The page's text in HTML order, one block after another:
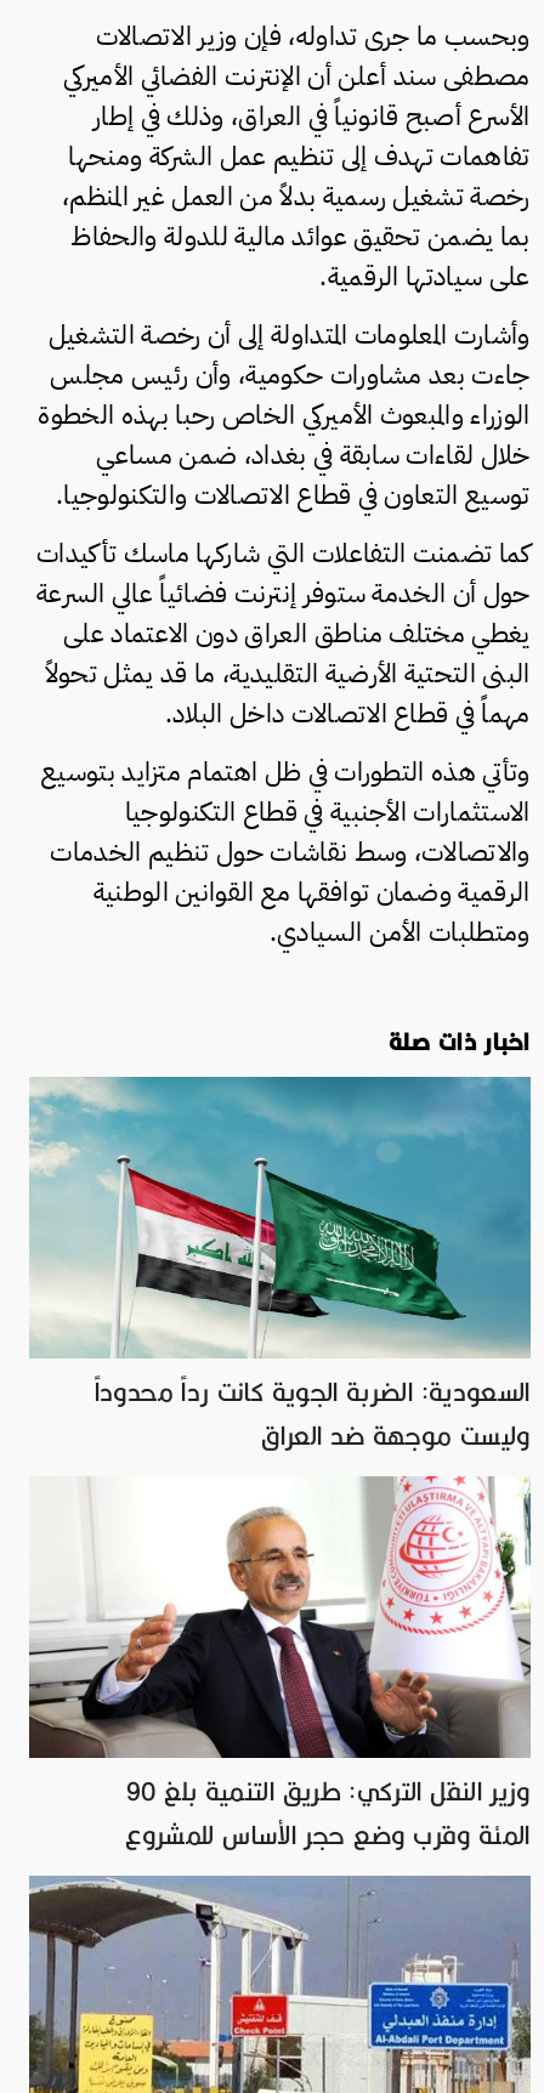
وبحسب ما جرى تداوله، فإن وزير الاتصالات
مصطفى سند أعلن أن الإنترنت الفضائي الأميركي
الأسرع أصبح قانونياً في العراق، وذلك في إطار
تفاهمات تهدف إلى تنظيم عمل الشركة ومنحها
رخصة تشغيل رسمية بدلاً من العمل غير المنظم،
بما يضمن تحقيق عوائد مالية للدولة والحفاظ
على سيادتها الرقمية.
وأشارت المعلومات المتداولة إلى أن رخصة التشغيل
جاءت بعد مشاورات حكومية، وأن رئيس مجلس
الوزراء والمبعوث الأميركي الخاص رحبا بهذه الخطوة
خلال لقاءات سابقة في بغداد، ضمن مساعي
توسيع التعاون في قطاع الاتصالات والتكنولوجيا.
كما تضمنت التفاعلات التي شاركها ماسك تأكيدات
حول أن الخدمة ستوفر إنترنت فضائياً عالي السرعة
يغطي مختلف مناطق العراق دون الاعتماد على
البنى التحتية الأرضية التقليدية، ما قد يمثل تحولاً
مهماً في قطاع الاتصالات داخل البلاد.
وتأتي هذه التطورات في ظل اهتمام متزايد بتوسيع
الاستثمارات الأجنبية في قطاع التكنولوجيا
والاتصالات، وسط نقاشات حول تنظيم الخدمات
الرقمية وضمان توافقها مع القوانين الوطنية
ومتطلبات الأمن السيادي.
اخبار ذات صلة
السعودية: الضربة الجوية كانت رداً محدوداً
وليست موجهة ضد العراق
وزير النقل التركي: طريق التنمية بلغ 90
المئة وقرب وضع حجر الأساس للمشروع